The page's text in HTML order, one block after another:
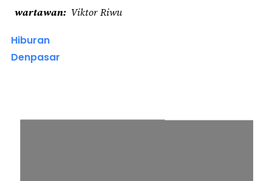
wartawan Viktor Riwu
Hiburan
Denpasar